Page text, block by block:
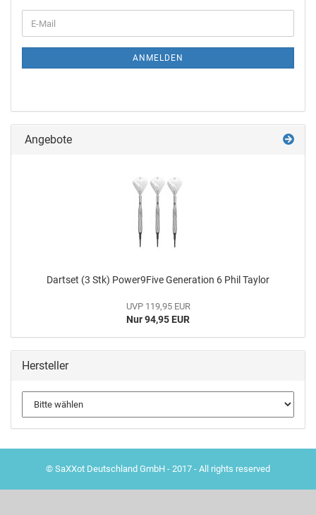
ANMELDEN
Angebote
Dartset (3 Stk) Power9Five Generation 6 Phil Taylor
UVP 119,95 EUR
Nur 94,95 EUR
Hersteller
© SaXXot Deutschland GmbH - 2017 - All rights reserved